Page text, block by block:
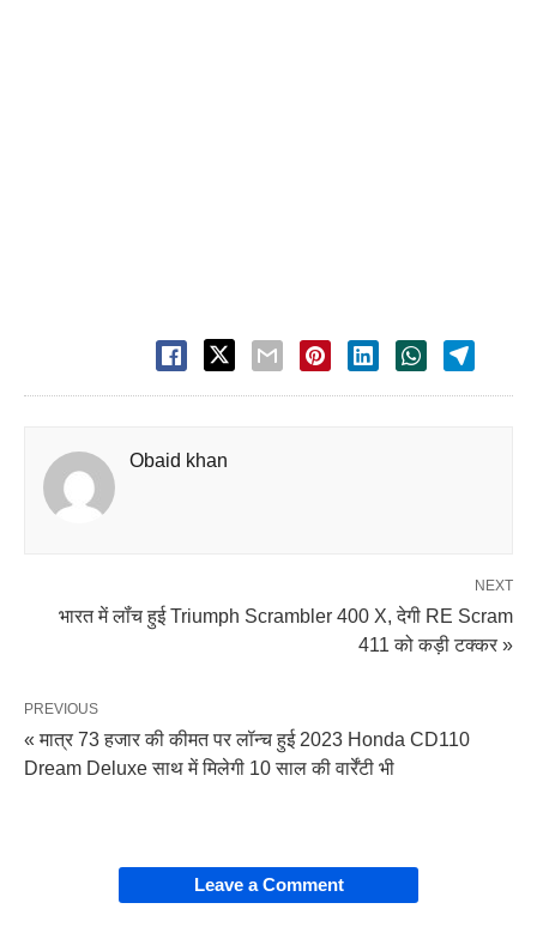
Obaid khan
NEXT
भारत में लॉंच हुई Triumph Scrambler 400 X, देगी RE Scram
411 को कड़ी टक्कर »
PREVIOUS
« मात्र 73 हजार की कीमत पर लॉन्च हुई 2023 Honda CD110
Dream Deluxe साथ में मिलेगी 10 साल की वार्रेंटी भी
Leave a Comment